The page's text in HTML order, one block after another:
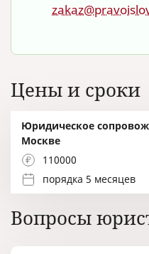
Цены и сроки
Юридическое
Москве
110000
порядка 5 месяцев
Вопросы